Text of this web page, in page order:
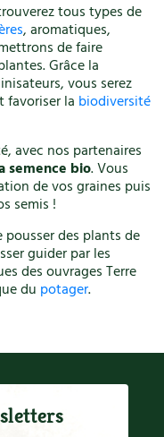
tous types de
, aromatiques,
de faire
Grâce la
vous serez
favoriser la biodiversité
avec nos partenaires
semence bio. Vous
de vos graines puis
semis !
des plants de
guider par les
des ouvrages Terre
du potager.